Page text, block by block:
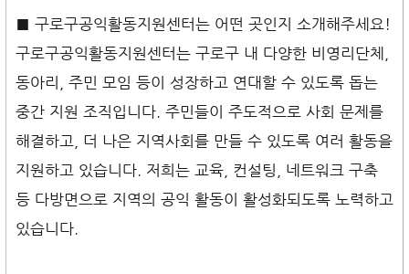
■ 구로구공익활동지원센터는 어떤 곳인지 소개해주세요!
구로구공익활동지원센터는 구로구 내 다양한 비영리단체,
동아리, 주민 모임 등이 성장하고 연대할 수 있도록 돕는
중간 지원 조직입니다. 주민들이 주도적으로 사회 문제를
해결하고, 더 나은 지역사회를 만들 수 있도록 여러 활동을
지원하고 있습니다. 저희는 교육, 컨설팅, 네트워크 구축
등 다방면으로 지역의 공익 활동이 활성화되도록 노력하고
있습니다.